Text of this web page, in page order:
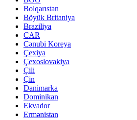
Bolqarıstan
Böyük Britaniya
Braziliya
CAR
Cənubi Koreya
Çexiya
Çexoslovakiya
Çili
Çin
Danimarka
Dominikan
Ekvador
Ermənistan